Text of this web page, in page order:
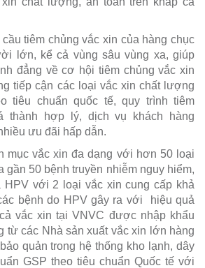
tiêm chủng vắc xin của hàng chục
lớn, kể cả vùng sâu vùng xa, giúp
đẳng về cơ hội tiêm chủng vắc xin
tiếp cận các loại vắc xin chất lượng
tiêu chuẩn quốc tế, quy trình tiêm
thành hợp lý, dịch vụ khách hàng
ưu đãi hấp dẫn.
mục vắc xin đa dạng với hơn 50 loại
gần 50 bệnh truyền nhiễm nguy hiểm,
HPV với 2 loại vắc xin cung cấp khả
bệnh do HPV gây ra với hiệu quả
vắc xin tại VNVC được nhập khẩu
từ các Nhà sản xuất vắc xin lớn hàng
quản trong hệ thống kho lạnh, dây
GSP theo tiêu chuẩn Quốc tế với